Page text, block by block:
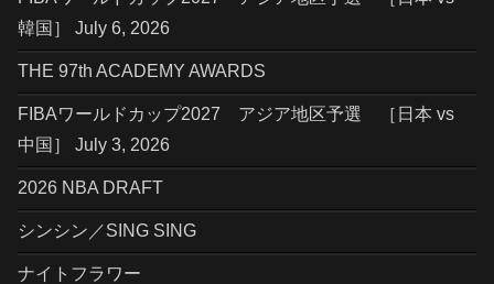
韓国］ July 6, 2026
THE 97th ACADEMY AWARDS
FIBAワールドカップ2027 アジア地区予選 ［日本 vs
中国］ July 3, 2026
2026 NBA DRAFT
シンシン／SING SING
ナイトフラワー